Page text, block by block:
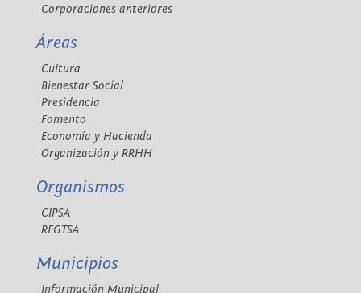
Corporaciones anteriores
Áreas
Cultura
Bienestar Social
Presidencia
Fomento
Economía y Hacienda
Organización y RRHH
Organismos
CIPSA
REGTSA
Municipios
Información Municipal